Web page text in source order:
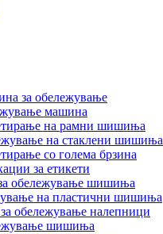
за обележување
машина
на рамни шишиња
на стаклени шишиња
со голема брзина
за етикети
обележување шишиња
на пластични шишиња
обележување налепници
шишиња